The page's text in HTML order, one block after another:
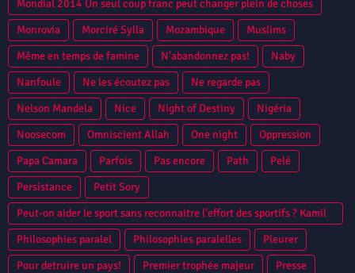
Mondial 2014 Un seul coup franc peut changer plein de choses
Monrovia
Morciré Sylla Mozambique
Muslims
Même en temps de famine
N'abandonnez pas!
Naby
Nanfoule
Ne les écoutez pas
Ne regarde pas
Nelson Mandela
Nice Night of Destiny
Nigéria
Noosecom
Omniscient Allah One night
Oppression
Papa Camara
Parfois Pas encore Path
Pelé
Persistance
Petit Sory
Peut-on aider le sport sans reconnaitre l'effort des sportifs ? Kamil
Zayatte Bantama Sow Guinee Conakry Syli National CAN 2013
Niamey
Philosophies paralel Philosophies paralelles
Pleurer
Pour detruire un pays!
Premier trophée majeur
Presse